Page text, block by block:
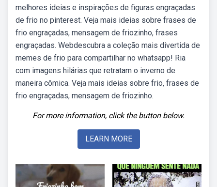
melhores ideias e inspirações de figuras engraçadas
de frio no pinterest. Veja mais ideias sobre frases de
frio engraçadas, mensagem de friozinho, frases
engraçadas. Webdescubra a coleção mais divertida de
memes de frio para compartilhar no whatsapp! Ria
com imagens hilárias que retratam o inverno de
maneira cômica. Veja mais ideias sobre frio, frases de
frio engraçadas, mensagem de friozinho.
For more information, click the button below.
LEARN MORE